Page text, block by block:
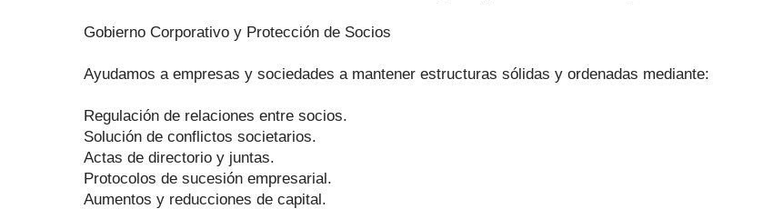
Gobierno Corporativo y Protección de Socios
Ayudamos a empresas y sociedades a mantener estructuras sólidas y ordenadas mediante:
Regulación de relaciones entre socios.
Solución de conflictos societarios.
Actas de directorio y juntas.
Protocolos de sucesión empresarial.
Aumentos y reducciones de capital.